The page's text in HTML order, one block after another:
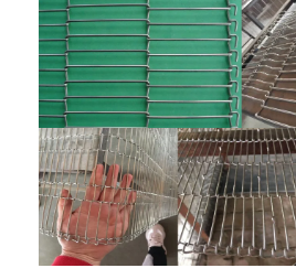
Wabenförderband
Förderkette-Platte
Foto-voltaischer SolarMesh Belt
Kette Mesh Belt
Gewundener Gefrierschrank-Gurt
Oven Conveyor Belt